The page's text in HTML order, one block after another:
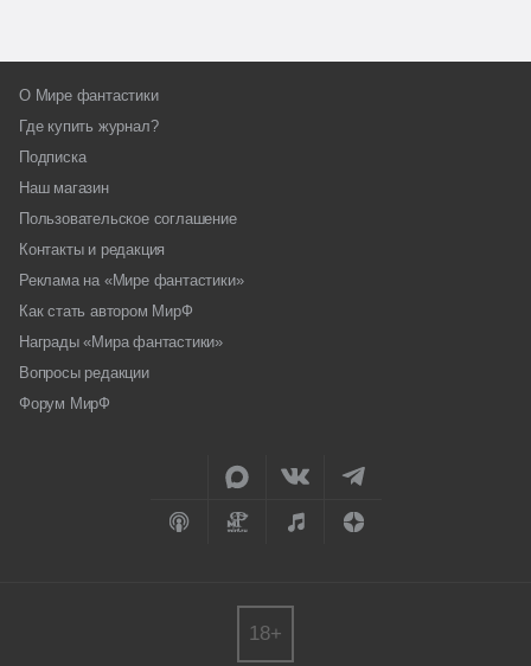
О Мире фантастики
Где купить журнал?
Подписка
Наш магазин
Пользовательское соглашение
Контакты и редакция
Реклама на «Мире фантастики»
Как стать автором МирФ
Награды «Мира фантастики»
Вопросы редакции
Форум МирФ
18+